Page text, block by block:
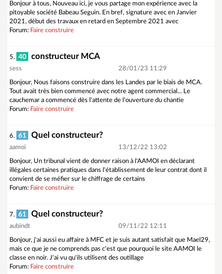
Bonjour à tous, Nouveau ici, je vous partage mon expérience avec la
pitoyable société Babeau Seguin. En bref, signature avec en Janvier
2021, début des travaux en retard en Septembre 2021 avec
Forum: Faire construire
5. 40 constructeur MCA
sess 28/01/23 11:29
Bonjour, Nous faisons construire dans les Landes par le biais de MCA.
Tout avait très bien commencé avec notre agent commercial... Le
cauchemar a commencé dès l'attente de l'ouverture du chantie
Forum: Faire construire
6. 61 Quel constructeur?
aamoi 13/12/22 13:02
Bonjour, Un tribunal vient de donner raison à l'AAMOI en déclarant
illégales certaines pratiques dans l'établissement de leur contrat dont il
convient de se méfier sur le chiffrage de certains
Forum: Faire construire
7. 61 Quel constructeur?
aubindt 09/11/22 12:11
Bonjour, j'ai aussi eu affaire à MFC et je suis autant satisfait que Mael29,
mais ce que je ne comprends pas c'est que pourquoi le site AAMOI le
classe en noir. J'ai vu qu'ils utilisent des outillage
Forum: Faire construire